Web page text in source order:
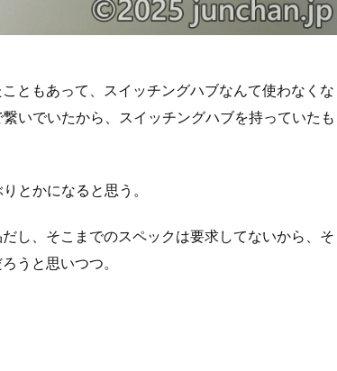
ともあって、スイッチングハブなんて使わなくな
いでいたから、スイッチングハブを持っていたも
とかになると思う。
し、そこまでのスペックは要求してないから、そ
うと思いつつ。